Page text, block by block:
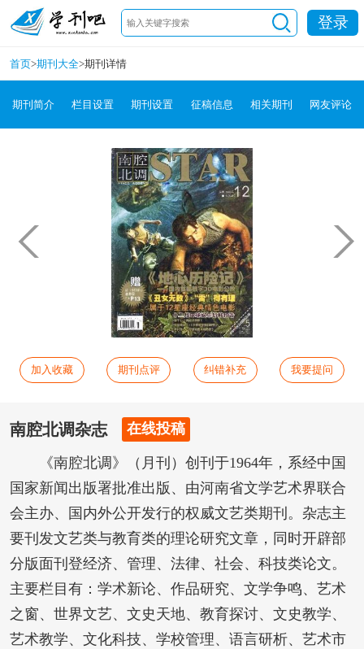
登录
首页>期刊大全>期刊详情
期刊简介 栏目设置 期刊设置 征稿信息 相关期刊 网友评论
加入收藏 期刊点评 纠错补充 我要提问
南腔北调杂志 在线投稿
《南腔北调》（月刊）创刊于1964年，系经中国
国家新闻出版署批准出版、由河南省文学艺术界联合
会主办、国内外公开发行的权威文艺类期刊。杂志主
要刊发文艺类与教育类的理论研究文章，同时开辟部
分版面刊登经济、管理、法律、社会、科技类论文。
主要栏目有：学术新论、作品研究、文学争鸣、艺术
之窗、世界文艺、文史天地、教育探讨、文史教学、
艺术教学、文化科技、学校管理、语言研析、艺术市